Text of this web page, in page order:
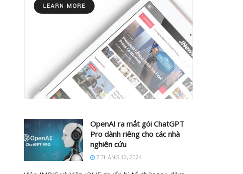
OpenAI ra mắt gói ChatGPT
Pro dành riêng cho các nhà
nghiên cứu
7 THÁNG 12, 2024